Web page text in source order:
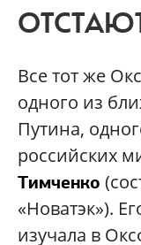
Все тот же
одного из
Путина,
российских
Тимченко
«Новатэк»).
изучала в